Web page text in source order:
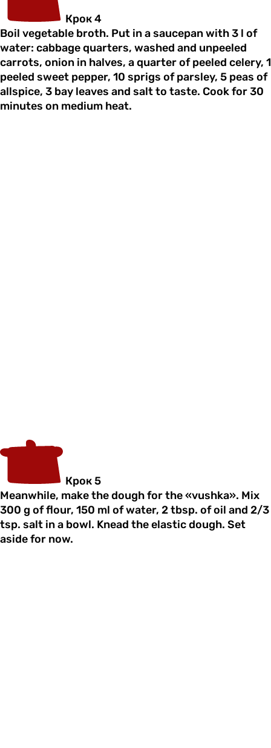
Крок 4
Boil vegetable broth. Put in a saucepan with 3 l of
water: cabbage quarters, washed and unpeeled
carrots, onion in halves, a quarter of peeled celery, 1
peeled sweet pepper, 10 sprigs of parsley, 5 peas of
allspice, 3 bay leaves and salt to taste. Cook for 30
minutes on medium heat.
Крок 5
Meanwhile, make the dough for the «vushka». Mix
300 g of flour, 150 ml of water, 2 tbsp. of oil and 2/3
tsp. salt in a bowl. Knead the elastic dough. Set
aside for now.